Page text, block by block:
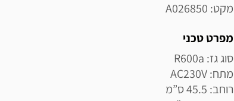
מקט: A026850
מפרט טכני